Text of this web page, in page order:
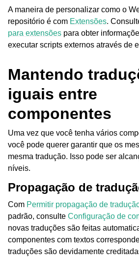
A maneira de personalizar como o
repositório é com Extensões.
para extensões para obter
executar scripts externos através de
Mantendo
iguais entre
componentes
Uma vez que você tenha vários
você pode querer garantir que os
mesma tradução. Isso pode ser
níveis.
Propagação de
Com Permitir propagação de
padrão, consulte Configuração de
novas traduções são feitas
componentes com textos
traduções são devidamente